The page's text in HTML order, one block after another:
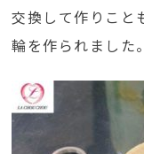
交換して作りこと
輪を作られました。